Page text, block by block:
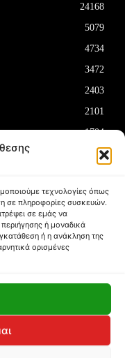
τεχνολογίες όπως
σε πληροφορίες συσκευών.
σε εμάς να
ή μοναδικά
ή η ανάκληση της
ορισμένες
24168
5079
4734
3472
2403
2101
1704
1180
COOKIES (ΕΕ)
2024